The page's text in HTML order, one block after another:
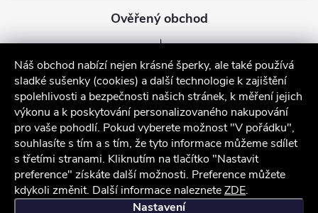
Náš obchod nabízí nejen krásné šperky, ale také používá
sladké sušenky (cookies) a další technologie k zajištění
spolehlivosti a bezpečnosti našich stránek, k měření jejich
výkonu a k poskytování personalizovaného nakupování
pro vaše pohodlí. Pokud vyberete možnost "V pořádku",
souhlasíte s tím a s tím, že tyto informace můžeme sdílet
s třetími stranami. Kliknutím na tlačítko "Nastavit
preference" získáte další možnosti. Preference můžete
kdykoli změnit. Další informace nalezneteZDE.
Nastavení
Ověřený obchod
iocel.cz Obchodní podmínky Ochrana osobních údajů